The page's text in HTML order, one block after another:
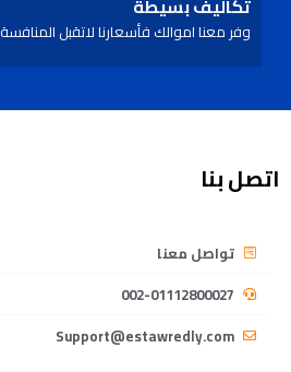
وفر معنا اموالك فأسعارنا لاتقبل المنافسة
اتصل بنا
تواصل معنا
002-01112800027
Support@estawredly.com